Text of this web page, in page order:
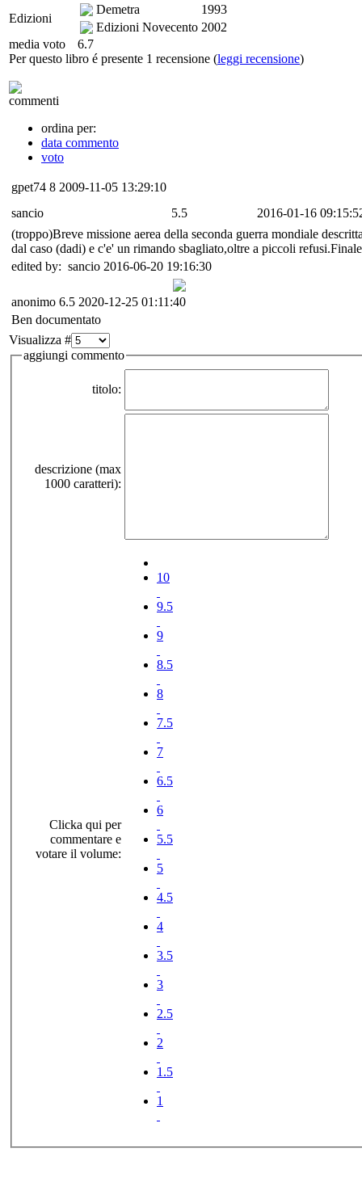
Edizioni
Demetra
1993
Edizioni Novecento 2002
media voto
6.7
Per questo libro é presente 1 recensione (leggi recensione)
commenti
ordina per:
data commento
voto
gpet74 8 2009-11-05 13:29:10
sancio
5.5
2016-01-16
(troppo)Breve missione aerea della seconda guerra mondiale
dal caso (dadi) e c'e' un rimando sbagliato,oltre a piccoli
edited by: sancio 2016-06-20 19:16:30
anonimo 6.5 2020-12-25 01:11:40
Ben documentato
Visualizza #
aggiungi commento
titolo:
descrizione (max
1000 caratteri):
Clicka qui per
commentare e
votare il volume:
10
9.5
9
8.5
8
7.5
7
6.5
6
5.5
5
4.5
4
3.5
3
2.5
2
1.5
1